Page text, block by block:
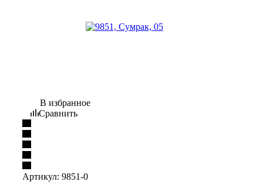
В избранное
Сравнить
Артикул: 9851-0